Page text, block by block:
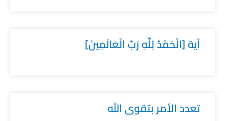
آية [الْحَمْدُ لِلَّهِ رَبِّ الْعَالَمِينَ]
تعدد الأمر بتقوى الله